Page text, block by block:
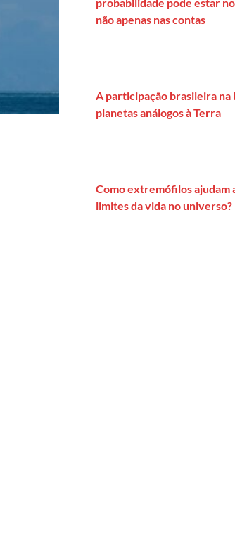
não apenas nas contas
A participação brasileira na
planetas análogos à Terra
Como extremófilos ajudam
limites da vida no universo?